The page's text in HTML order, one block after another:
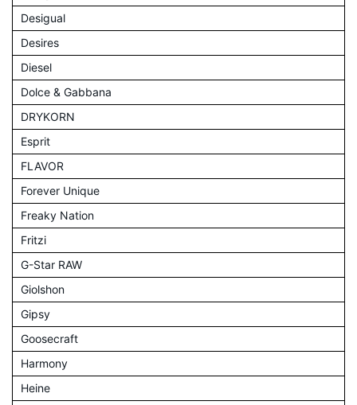
Desigual
Desires
Diesel
Dolce & Gabbana
DRYKORN
Esprit
FLAVOR
Forever Unique
Freaky Nation
Fritzi
G-Star RAW
Giolshon
Gipsy
Goosecraft
Harmony
Heine